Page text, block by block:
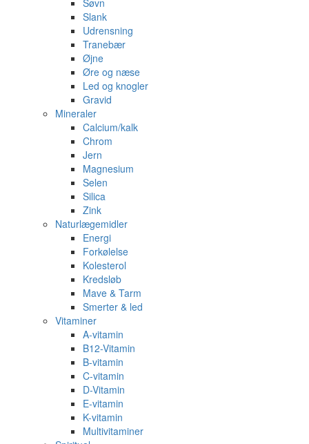
Søvn
Slank
Udrensning
Tranebær
Øjne
Øre og næse
Led og knogler
Gravid
Mineraler
Calcium/kalk
Chrom
Jern
Magnesium
Selen
Silica
Zink
Naturlægemidler
Energi
Forkølelse
Kolesterol
Kredsløb
Mave & Tarm
Smerter & led
Vitaminer
A-vitamin
B12-Vitamin
B-vitamin
C-vitamin
D-Vitamin
E-vitamin
K-vitamin
Multivitaminer